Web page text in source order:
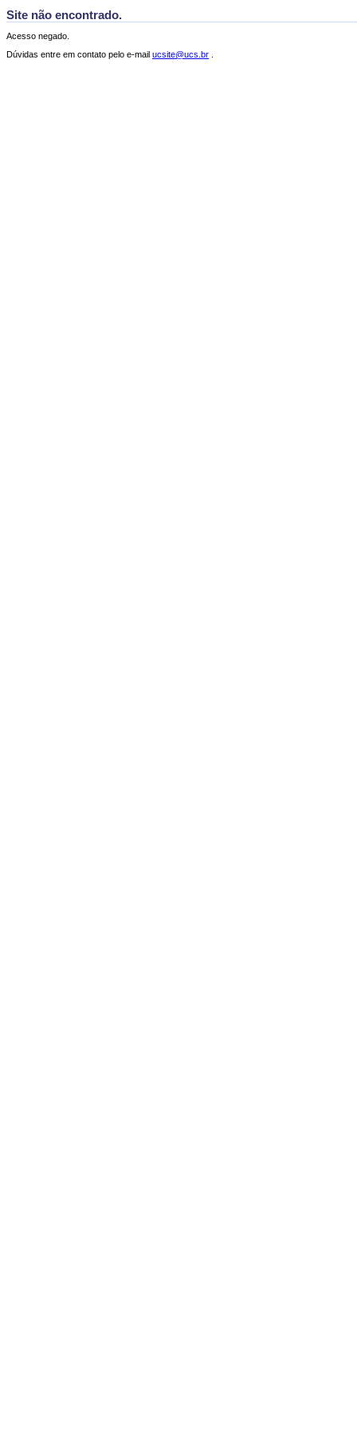
Site não encontrado.
Acesso negado.
Dúvidas entre em contato pelo e-mail ucsite@ucs.br